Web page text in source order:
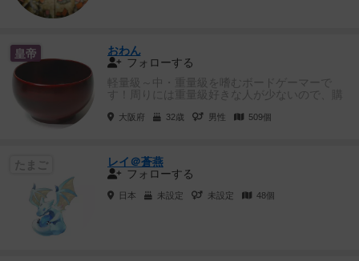
皇帝
おわん
フォローする
軽量級～中・重量級を嗜むボードゲーマーで
す！周りには重量級好きな人が少ないので、購
大阪府 32歳 男性 509個
レイ＠蒼燕
フォローする
日本 未設定 未設定 48個